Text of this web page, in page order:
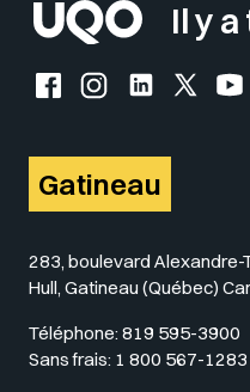
Il y
Facebook de l'UQO
Instagram de
LinkedIn de
X
Gatineau
283, boulevard Alexandre-
Hull, Gatineau (Québec)
Téléphone: 819 595-3900
Sans frais: 1 800 567-1283